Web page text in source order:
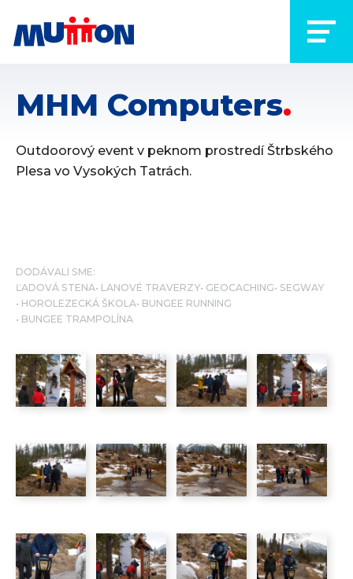
MHM Computers
Outdoorový event v peknom prostredí Štrbského
Plesa vo Vysokých Tatrách.
DODÁVALI SME:
ĽADOVÁ STENA LANOVÉ TRAVERZY GEOCACHING SEGWAY
HOROLEZECKÁ ŠKOLA BUNGEE RUNNING
BUNGEE TRAMPOLÍNA